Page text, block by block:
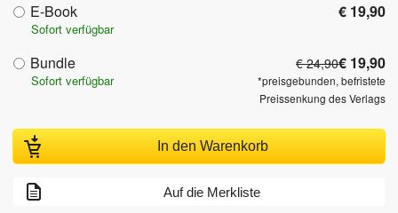
E-Book € 19,90
Sofort verfügbar
Bundle € 24,90€ 19,90
*preisgebunden, befristete
Preissenkung des Verlags
Sofort verfügbar
In den Warenkorb
Auf die Merkliste